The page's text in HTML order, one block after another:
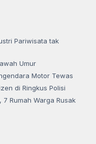
Pariwisata tak
Umur
Motor Tewas
di Ringkus Polisi
Rumah Warga Rusak